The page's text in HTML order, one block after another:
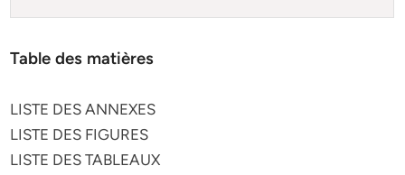
Table des matières
LISTE DES ANNEXES
LISTE DES FIGURES
LISTE DES TABLEAUX